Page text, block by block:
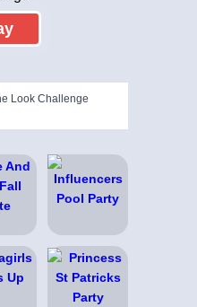
Look Challenge